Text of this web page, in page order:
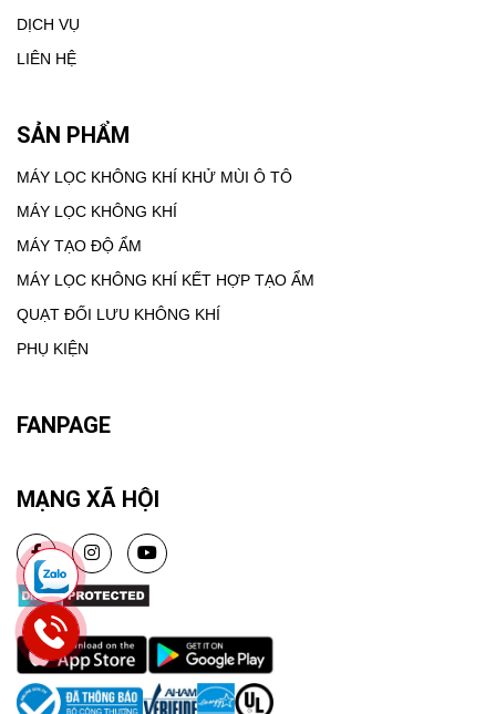
DỊCH VỤ
LIÊN HỆ
SẢN PHẨM
MÁY LỌC KHÔNG KHÍ KHỬ MÙI Ô TÔ
MÁY LỌC KHÔNG KHÍ
MÁY TẠO ĐỘ ẨM
MÁY LỌC KHÔNG KHÍ KẾT HỢP TẠO ẨM
QUẠT ĐỐI LƯU KHÔNG KHÍ
PHỤ KIỆN
FANPAGE
MẠNG XÃ HỘI